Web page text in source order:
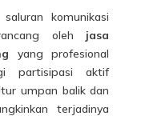
komunikasi
oleh jasa
yang profesional
partisipasi aktif
umpan balik dan
terjadinya